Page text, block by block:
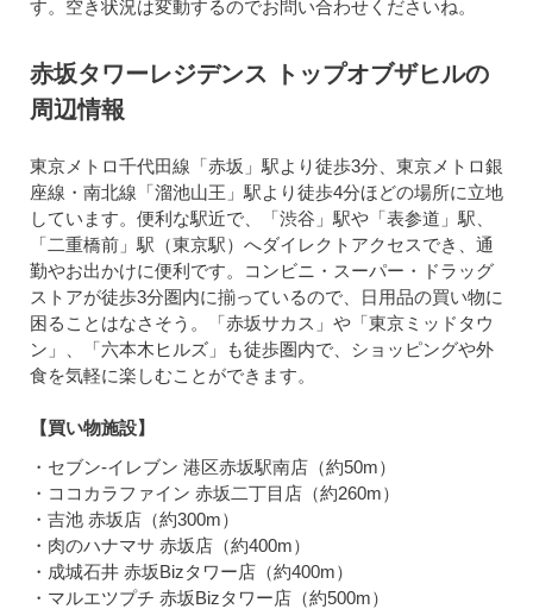
す。空き状況は変動するのでお問い合わせくださいね。
赤坂タワーレジデンス トップオブザヒルの
周辺情報
東京メトロ千代田線「赤坂」駅より徒歩3分、東京メトロ銀
座線・南北線「溜池山王」駅より徒歩4分ほどの場所に立地
しています。便利な駅近で、「渋谷」駅や「表参道」駅、
「二重橋前」駅（東京駅）へダイレクトアクセスでき、通
勤やお出かけに便利です。コンビニ・スーパー・ドラッグ
ストアが徒歩3分圏内に揃っているので、日用品の買い物に
困ることはなさそう。「赤坂サカス」や「東京ミッドタウ
ン」、「六本木ヒルズ」も徒歩圏内で、ショッピングや外
食を気軽に楽しむことができます。
【買い物施設】
・セブン-イレブン 港区赤坂駅南店（約50m）
・ココカラファイン 赤坂二丁目店（約260m）
・吉池 赤坂店（約300m）
・肉のハナマサ 赤坂店（約400m）
・成城石井 赤坂Bizタワー店（約400m）
・マルエツプチ 赤坂Bizタワー店（約500m）